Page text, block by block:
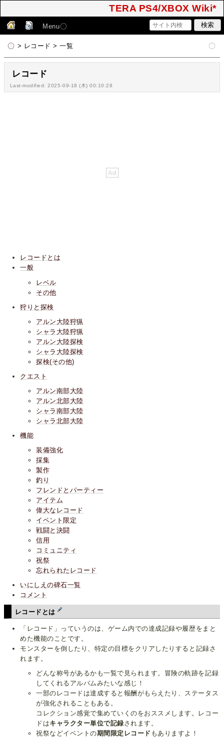
TERA PS4/XBOX Wiki*
Menu
> レコード > 一覧
レコード
Last-modified: 2025-09-18 (木) 00:10:28
レコードとは
一般
レベル
その他
狩りと探検
アルン大陸狩猟
シャラ大陸狩猟
アルン大陸探検
シャラ大陸探検
探検(その他)
クエスト
アルン南部大陸
アルン北部大陸
シャラ南部大陸
シャラ北部大陸
機能
装備強化
採集
製作
釣り
フレンドとパーティー
アイテム
偉大なレコード
イベント限定
戦闘と決闘
信用
コミュニティ
祝祭
忘れられたレコード
いにしえの碑石一覧
コメント
レコードとは
「レコード」っていうのは、ゲーム内での達成記録や履歴をまと
めた機能のことです。
モンスターを倒したり、特定の目標をクリアしたりすると記録さ
れます。
どんな称号があるかも一覧で見られます。冒険の軌跡を記録
してくれるアルバムみたいな感じ！
一部のレコードは達成すると報酬がもらえたり、ステータス
が強化されることもある。
コレクション感覚で集めていくのをおススメします。レコー
ドはキャラクター単位で記録されます。
祝祭などイベントの期間限定レコード もありますよ！